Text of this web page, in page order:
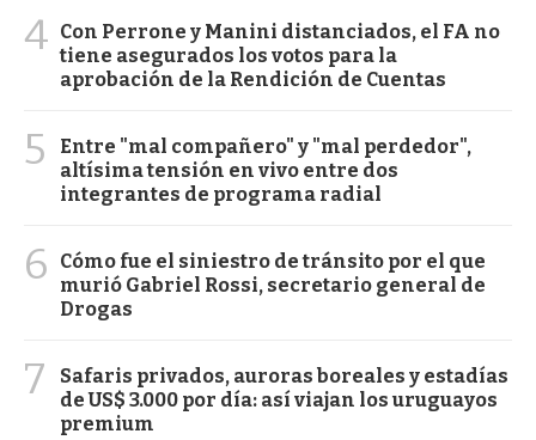
4 Con Perrone y Manini distanciados, el FA no
tiene asegurados los votos para la
aprobación de la Rendición de Cuentas
5
Entre "mal compañero" y "mal perdedor",
altísima tensión en vivo entre dos
integrantes de programa radial
6
Cómo fue el siniestro de tránsito por el que
murió Gabriel Rossi, secretario general de
Drogas
7
Safaris privados, auroras boreales y estadías
de US$ 3.000 por día: así viajan los uruguayos
premium